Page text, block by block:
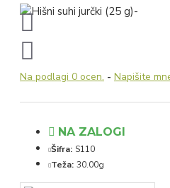
Na podlagi 0 ocen. - Napišite
NA ZALOGI
Šifra: S110
Teža: 30.00g